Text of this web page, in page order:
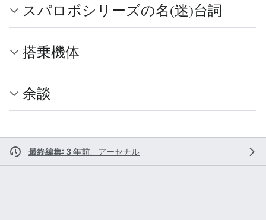
スパロボシリーズの名(迷)台詞
搭乗機体
余談
最終編集: 3 年前 アーセナル